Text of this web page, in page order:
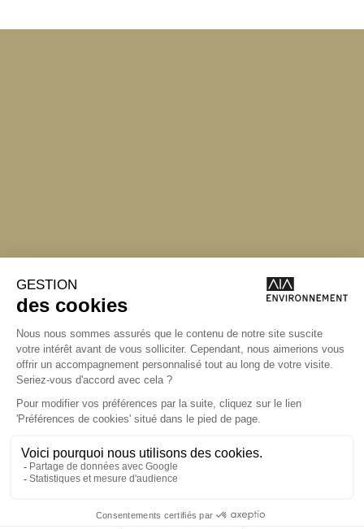
Angers
Angers
La Station A
14 Boulevard
49000 Angers
T +33 (0)2 41 36
88 50
environnement@aialifedesigners.fr